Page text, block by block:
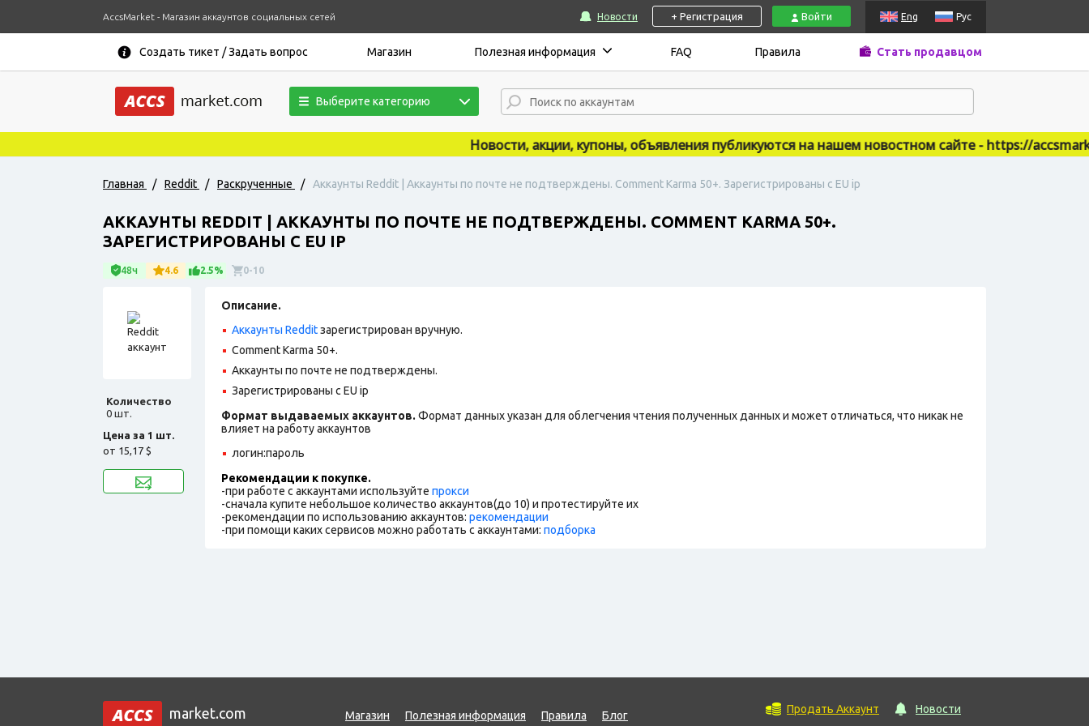
AccsMarket - Магазин аккаунтов социальных сетей Новости + Регистрация Войти Eng Рус
Создать тикет / Задать вопрос Магазин Полезная информация FAQ Правила Стать продавцом
Выберите категорию
Новости, акции, купоны, объявления публикуются на нашем новостном сайте - https://
Главная / Reddit / Раскрученные / Аккаунты Reddit | Аккаунты по почте не подтверждены. Comment Karma 50+. Зарегистрированы с EU ip
АККАУНТЫ REDDIT | АККАУНТЫ ПО ПОЧТЕ НЕ ПОДТВЕРЖДЕНЫ. COMMENT KARMA 50+.
ЗАРЕГИСТРИРОВАНЫ С EU IP
48ч 4.6 2.5% 0-10
Количество
0 шт.
Цена за 1 шт.
от 15,17 $
Описание.
Аккаунты Redditзарегистрирован вручную.
Comment Karma 50+.
Аккаунты по почте не подтверждены.
Зарегистрированы с EU ip
Формат выдаваемых аккаунтов. Формат данных указан для облегчения чтения полученных данных и может отличаться, что никак не
влияет на работу аккаунтов
логин:пароль
Рекомендации к покупке.
-при работе с аккаунтами используйте прокси
-сначала купите небольшое количество аккаунтов(до 10) и протестируйте их
-рекомендации по использованию аккаунтов: рекомендации
-при помощи каких сервисов можно работать с аккаунтами: подборка
market.com Магазин Полезная информация Правила Блог Продать Аккаунт Новости